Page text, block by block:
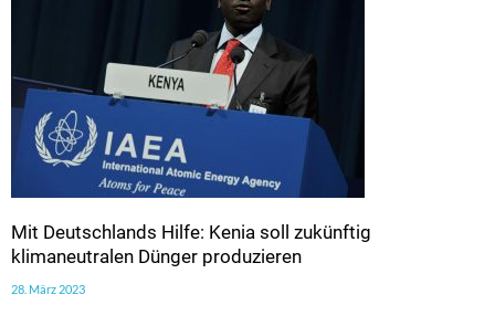
Mit Deutschlands Hilfe: Kenia soll zukünftig
klimaneutralen Dünger produzieren
28. März 2023